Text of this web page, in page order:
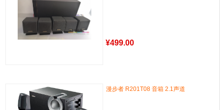
¥499.00
漫步者 R201T08 音箱 2.1声道